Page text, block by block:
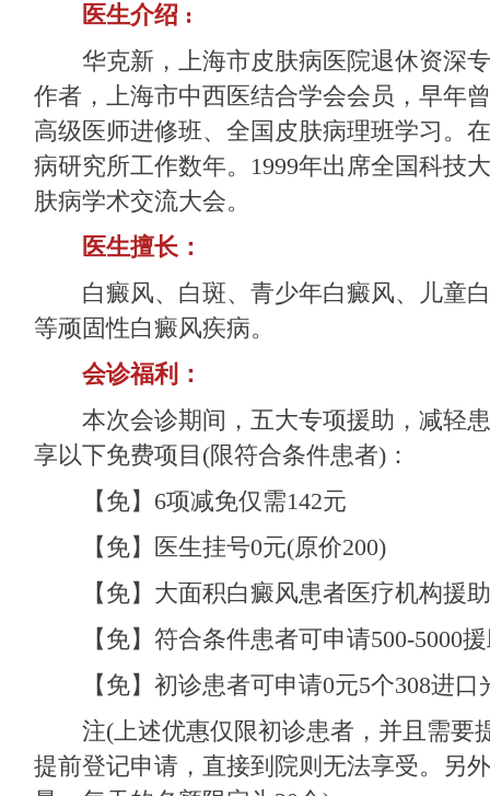
医生介绍 :
华克新，上海市皮肤病医院退休资深专
作者，上海市中西医结合学会会员，早年
高级医师进修班、全国皮肤病理班学习。
病研究所工作数年。1999年出席全国科技
肤病学术交流大会。
医生擅长：
白癜风、白斑、青少年白癜风、儿童白
等顽固性白癜风疾病。
会诊福利：
本次会诊期间，五大专项援助，减轻患
享以下免费项目(限符合条件患者)：
【免】6项减免仅需142元
【免】医生挂号0元(原价200)
【免】大面积白癜风患者医疗机构援助
【免】符合条件患者可申请500-5000
【免】初诊患者可申请0元5个308进口
注(上述优惠仅限初诊患者，并且需要
提前登记申请，直接到院则无法享受。另